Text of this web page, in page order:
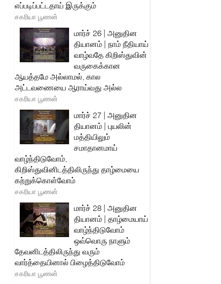
எப்படிப்பட்டதாய் இருக்கும்
சகரியா பூணன்
மார்ச் 26 | அனுதின
தியானம் | நாம் நீதியாய்
வாழ்வதே கிறிஸ்துவின்
வருகைக்கான
ஆயத்தமே அல்லாமல், கால
அட்டவணையை ஆராய்வது அல்ல
சகரியா பூணன்
மார்ச் 27 | அனுதின
தியானம் | புயலின்
மத்தியிலும்
சமாதானமாய்
வாழ்ந்திடுவோம்,
கிறிஸ்துவினிடத்திலிருந்து தாழ்மையை
கற்றுக்கொள்வோம்
சகரியா பூணன்
மார்ச் 28 | அனுதின
தியானம் | தாழ்மையாய்
வாழ்ந்திடுவோம்
ஒவ்வொரு நாளும்
தேவனிடத்திலிருந்து வரும்
வார்த்தையினால் பிழைத்திடுவோம்
சகரியா பூணன்